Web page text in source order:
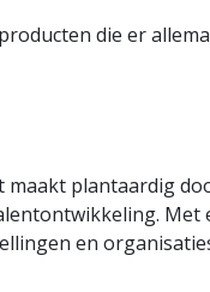
die er
maakt plantaardig
Met
en